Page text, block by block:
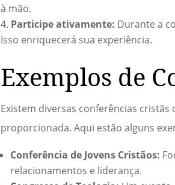
à mão.
Participe ativamente: Durante a
Isso enriquecerá sua experiência.
Exemplos de
Existem diversas conferências
proporcionada. Aqui estão alguns
Conferência de Jovens Cristãos:
relacionamentos e liderança.